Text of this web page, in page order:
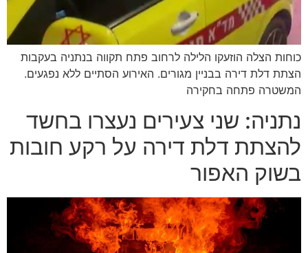
כוחות הצלה הוזעקו הלילה לרחוב פתח תקווה בנתניה בעקבות
הצתת דלת דירה בבניין מגורים. האירוע הסתיים ללא נפגעים.
המשטרה פתחה בחקירה
נתניה: שני צעירים נעצרו בחשד
להצתת דלת דירה על רקע חובות
בשוק האפור